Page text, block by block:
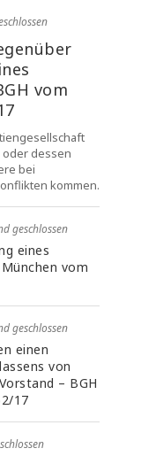
vom
oder dessen
bei
kommen.
geschlossen
eines
vom
geschlossen
einen
von
– BGH
17